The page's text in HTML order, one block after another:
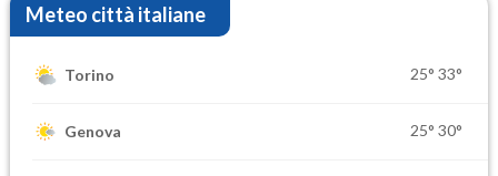
Meteo città italiane
Torino 25° 33°
Genova 25° 30°